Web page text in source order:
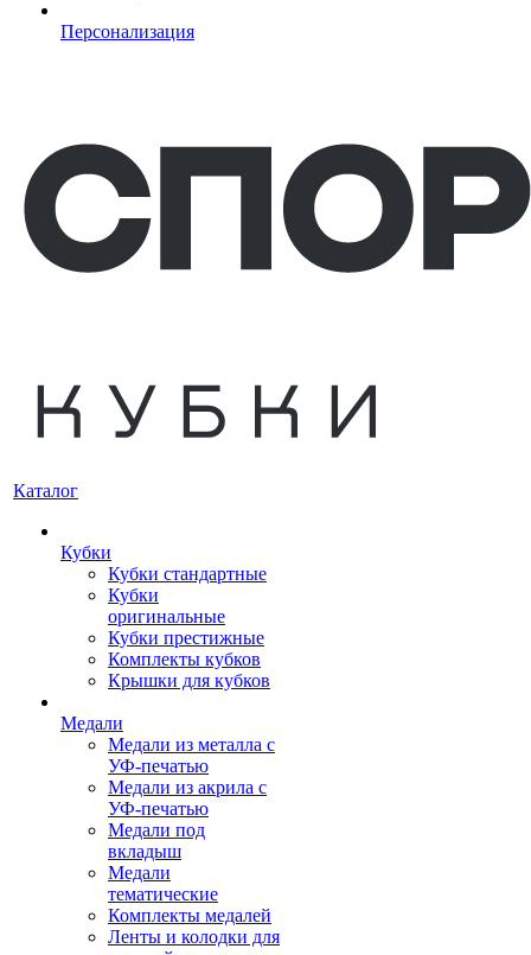
Персонализация
Каталог
Кубки
Кубки стандартные
Кубки
оригинальные
Кубки престижные
Комплекты кубков
Крышки для кубков
Медали
Медали из металла с
УФ-печатью
Медали из акрила с
УФ-печатью
Медали под
вкладыш
Медали
тематические
Комплекты медалей
Ленты и колодки для